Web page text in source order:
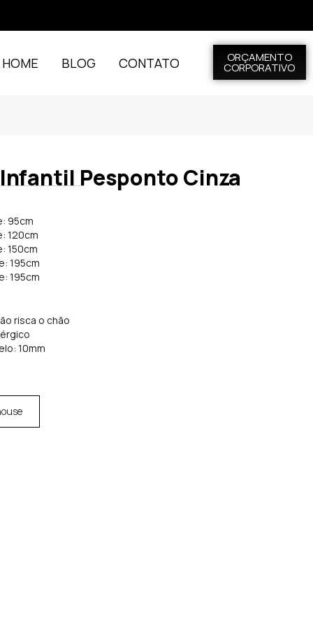
BLOG CONTATO ORÇAMENTO
CORPORATIVO
Pesponto Cinza
95cm
120cm
150cm
195cm
195cm
risca o chão
10mm